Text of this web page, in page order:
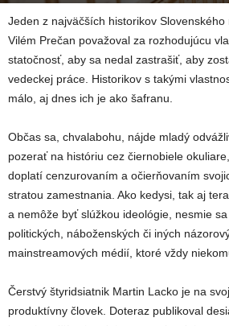
Jeden z najväčších historikov
Vilém Prečan považoval za rozhodujúcu
statočnosť, aby sa nedal zastrašiť, aby
vedeckej práce. Historikov s takými
málo, aj dnes ich je ako šafranu.
Občas sa, chvalabohu, nájde mladý
pozerať na históriu cez čiernobiele
doplatí cenzurovaním a očierňovaním
stratou zamestnania. Ako kedysi, tak aj
a nemôže byť slúžkou ideológie, nesmie
politických, náboženských či iných
mainstreamových médií, ktoré vždy
Čerstvý štyridsiatnik Martin Lacko je na
produktívny človek. Doteraz publikoval